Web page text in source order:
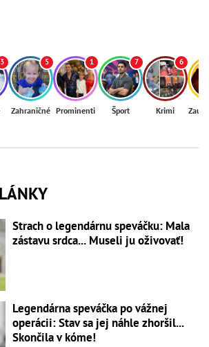
3 5
Zahraničné
1
Prominenti
7
Šport
6
Krimi
Strach o legendárnu speváčku: Mala
zástavu srdca... Museli ju oživovať!
Legendárna speváčka po vážnej
operácii: Stav sa jej náhle zhoršil...
Skončila v kóme!